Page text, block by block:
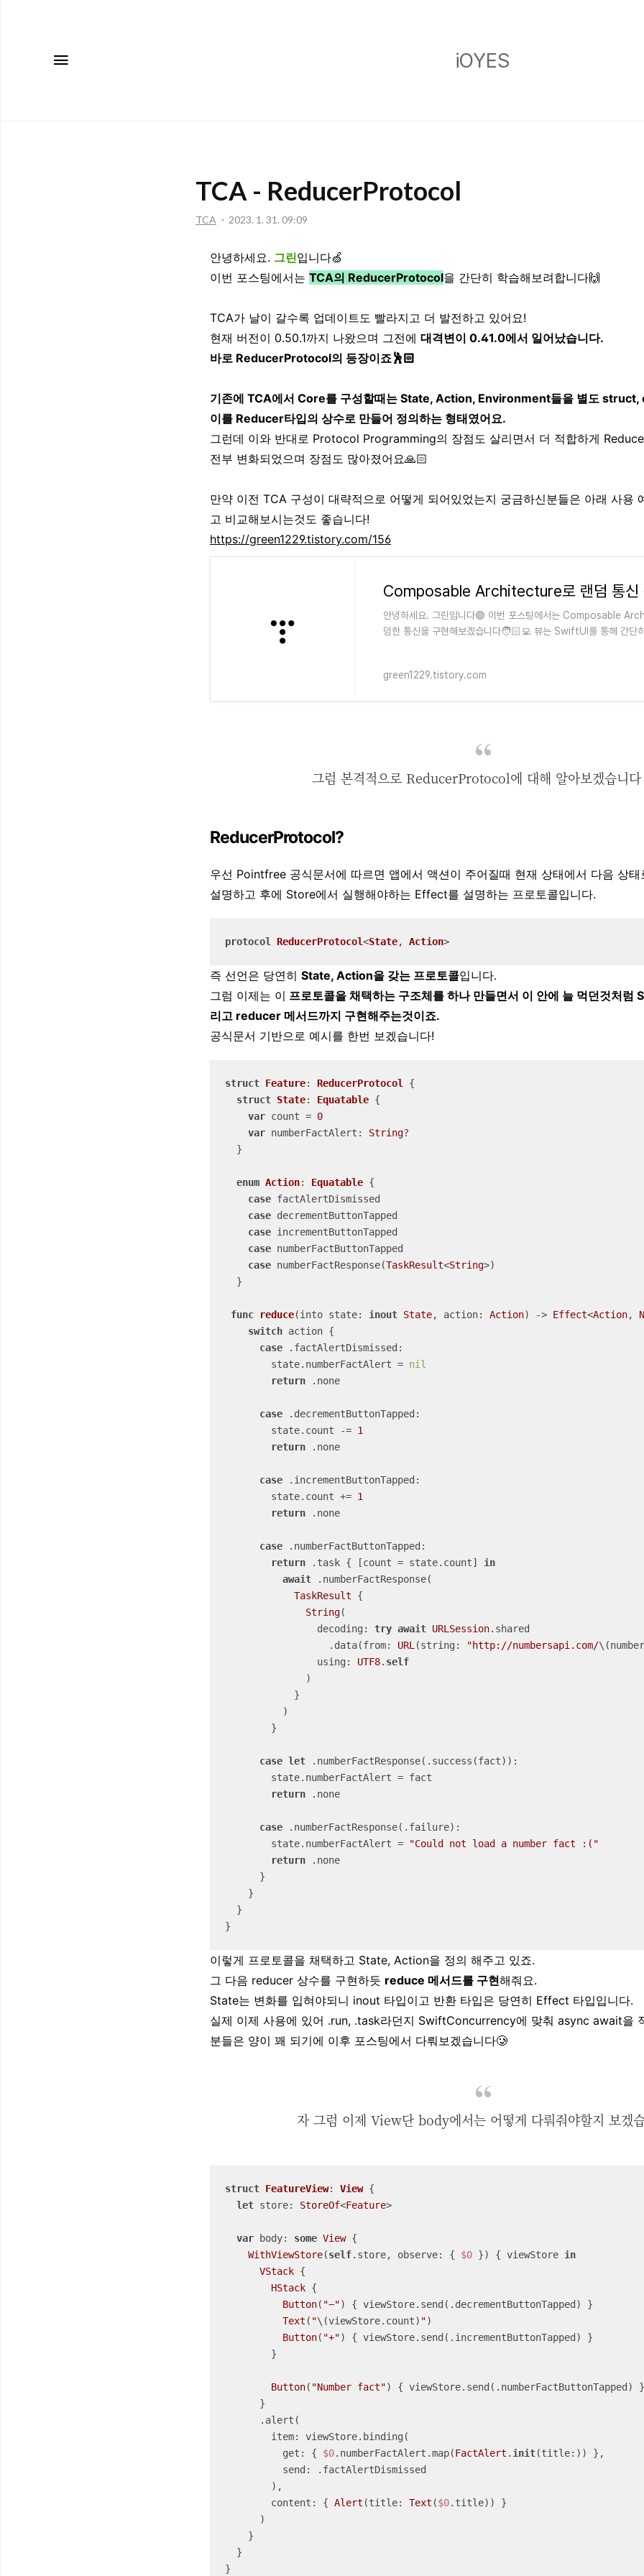
iOYES
TCA - ReducerProtocol
TCA 2023. 1. 31. 09:09
안녕하세요. 그린입니다🍏
이번 포스팅에서는 TCA의 ReducerProtocol을 간단히 학습해보려합니다🙌
TCA가 날이 갈수록 업데이트도 빨라지고 더 발전하고 있어요!
현재 버전이 0.50.1까지 나왔으며 그전에 대격변이 0.41.0에서 일어났습니다.
바로 ReducerProtocol의 등장이죠🕺🏻
기존에 TCA에서 Core를 구성할때는 State, Action, Environment들을 별도 struct,
이를 Reducer타입의 상수로 만들어 정의하는 형태였어요.
그런데 이와 반대로 Protocol Programming의 장점도 살리면서 더 적합하게
전부 변화되었으며 장점도 많아졌어요🙏🏻
만약 이전 TCA 구성이 대략적으로 어떻게 되어있었는지 궁금하신분들은 아래 사용
고 비교해보시는것도 좋습니다!
https://green1229.tistory.com/156
Composable Architecture로 랜덤 통신
안녕하세요. 그린입니다🟢 이번 포스팅에서는 Composable
덤한 통신을 구현해보겠습니다🧑🏻‍💻 뷰는 SwiftUI를 통해 간단
green1229.tistory.com
그럼 본격적으로 ReducerProtocol에 대해 알아보겠습니다
ReducerProtocol?
우선 Pointfree 공식문서에 따르면 앱에서 액션이 주어질때 현재 상태에서 다음 상태
설명하고 후에 Store에서 실행해야하는 Effect를 설명하는 프로토콜입니다.
protocol ReducerProtocol<State, Action>
즉 선언은 당연히 State, Action을 갖는 프로토콜입니다.
그럼 이제는 이 프로토콜을 채택하는 구조체를 하나 만들면서 이 안에 늘 먹던것처
리고 reducer 메서드까지 구현해주는것이죠.
공식문서 기반으로 예시를 한번 보겠습니다!
struct Feature: ReducerProtocol
{
struct State: Equatable {
var count = 0
var numberFactAlert: String?
enum Action: Equatable {
case factAlertDismissed
case decrementButtonTapped
case incrementButtonTapped
case numberFactButtonTapped
case numberFactResponse(TaskResult<String>)
func reduce(into state: inout State, action: Action) -> Effect<Action,
switch action {
case .factAlertDismissed:
        state.numberFactAlert
= nil
return .none
case .decrementButtonTapped:
        state.count
-= 1
return .none
case .incrementButtonTapped:
        state.count
+= 1
return .none
case .numberFactButtonTapped:
return .task { [count = state.count] in
await .numberFactResponse(
TaskResult {
String(
                decoding:
try await URLSession.shared
                  .data(from:
URL (string: "http://numbersapi.com/
                using:
UTF8. self
case let .numberFactResponse(.success(fact)):
        state.numberFactAlert
= fact
return .none
case .numberFactResponse(.failure):
        state.numberFactAlert
=
"Could not load a number fact :("
return .none
}
이렇게 프로토콜을 채택하고 State, Action을 정의 해주고 있죠.
그 다음 reducer 상수를 구현하듯 reduce 메서드를 구현해줘요.
State는 변화를 입혀야되니 inout 타입이고 반환 타입은 당연히 Effect 타입입니다.
실제 이제 사용에 있어 .run, .task라던지 SwiftConcurrency에 맞춰 async await을
분들은 양이 꽤 되기에 이후 포스팅에서 다뤄보겠습니다🥲
자 그럼 이제 View단 body에서는 어떻게 다뤄줘야할지 보겠
struct FeatureView: View {
let store: StoreOf<Feature>
var body: some View {
WithViewStore(self.store, observe: { $0 }) { viewStore in
VStack {
HStack {
Button( "−") { viewStore.send(.decrementButtonTapped) }
Text ( "\(viewStore.count) ")
Button( "+") { viewStore.send(.incrementButtonTapped) }
Button( "Number fact") { viewStore.send(.numberFactButtonTapped) }
          get: {
$0.numberFactAlert.map(FactAlert . init(title:)) },
        content: {
Alert (title: Text ($0.title)) }
}